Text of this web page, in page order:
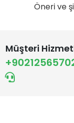
Öneri ve
Müşteri